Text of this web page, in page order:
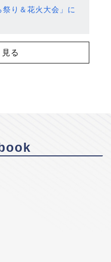
祭り＆花火大会」に
見る